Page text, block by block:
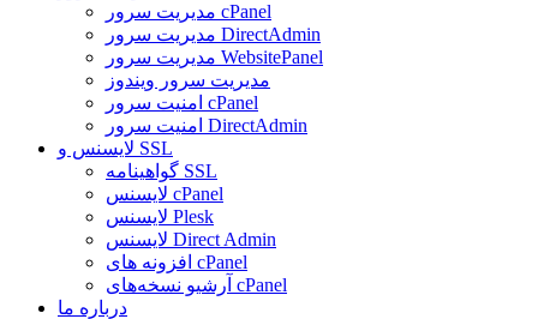
مدیریت سرور cPanel
مدیریت سرور DirectAdmin
مدیریت سرور WebsitePanel
مدیریت سرور ویندوز
امنیت سرور cPanel
امنیت سرور DirectAdmin
لایسنس و SSL
گواهینامه SSL
لایسنس cPanel
لایسنس Plesk
لایسنس Direct Admin
افزونه های cPanel
آرشیو نسخه‌های cPanel
درباره ما